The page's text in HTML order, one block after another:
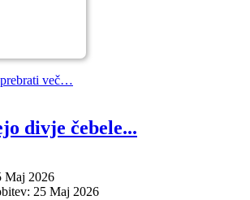
prebrati več…
divje čebele...
Maj 2026
25 Maj 2026